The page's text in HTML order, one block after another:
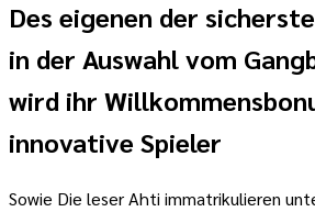
Des eigenen der
in der Auswahl vom
wird ihr
innovative Spieler
Sowie Die leser Ahti immatrikulieren